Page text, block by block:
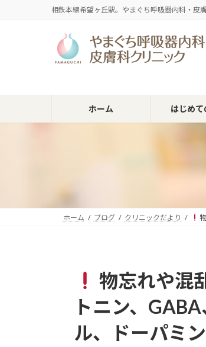
ッ
移
相鉄本線希望ヶ丘駅。やまぐち呼吸器内科・皮
ホーム はじめて
ホーム ブログ クリニックだより
物忘れや混
トニン、
ル、ドーパミ